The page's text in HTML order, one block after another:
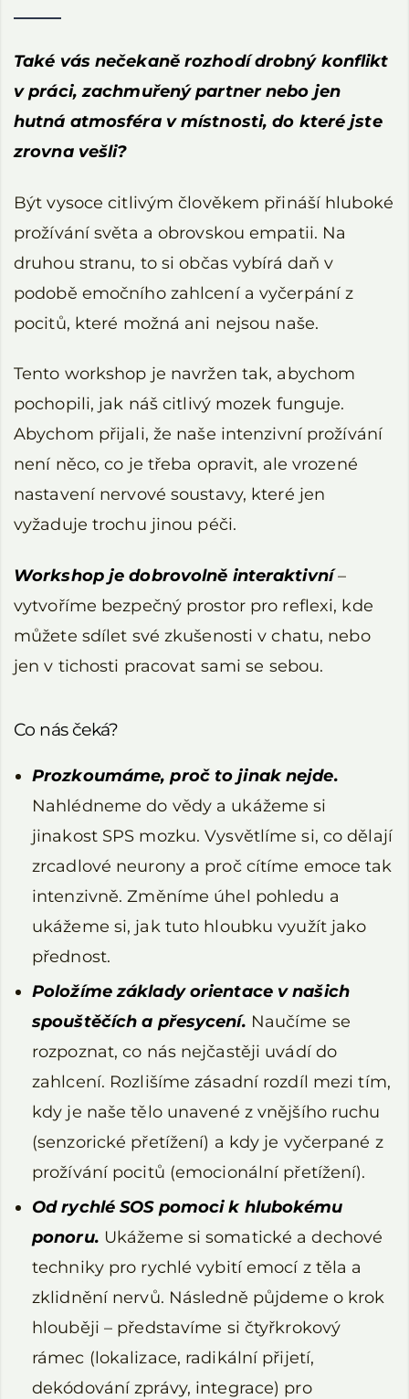
Také vás nečekaně rozhodí drobný konflikt
v práci, zachmuřený partner nebo jen
hutná atmosféra v místnosti, do které jste
zrovna vešli?
Být vysoce citlivým člověkem přináší hluboké
prožívání světa a obrovskou empatii. Na
druhou stranu, to si občas vybírá daň v
podobě emočního zahlcení a vyčerpání z
pocitů, které možná ani nejsou naše.
Tento workshop je navržen tak, abychom
pochopili, jak náš citlivý mozek funguje.
Abychom přijali, že naše intenzivní prožívání
není něco, co je třeba opravit, ale vrozené
nastavení nervové soustavy, které jen
vyžaduje trochu jinou péči.
Workshop je dobrovolně interaktivní –
vytvoříme bezpečný prostor pro reflexi, kde
můžete sdílet své zkušenosti v chatu, nebo
jen v tichosti pracovat sami se sebou.
Co nás čeká?
Prozkoumáme, proč to jinak nejde.
Nahlédneme do vědy a ukážeme si
jinakost SPS mozku. Vysvětlíme si, co dělají
zrcadlové neurony a proč cítíme emoce tak
intenzivně. Změníme úhel pohledu a
ukážeme si, jak tuto hloubku využít jako
přednost.
Položíme základy orientace v našich
spouštěčích a přesycení. Naučíme se
rozpoznat, co nás nejčastěji uvádí do
zahlcení. Rozlišíme zásadní rozdíl mezi tím,
kdy je naše tělo unavené z vnějšího ruchu
(senzorické přetížení) a kdy je vyčerpané z
prožívání pocitů (emocionální přetížení).
Od rychlé SOS pomoci k hlubokému
ponoru. Ukážeme si somatické a dechové
techniky pro rychlé vybití emocí z těla a
zklidnění nervů. Následně půjdeme o krok
hlouběji – představíme si čtyřkrokový
rámec (lokalizace, radikální přijetí,
dekódování zprávy, integrace) pro